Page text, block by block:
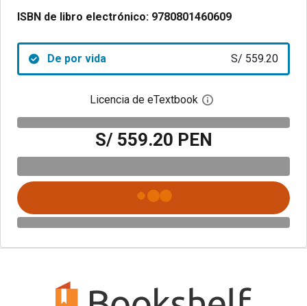
ISBN de libro electrónico: 9780801460609
De por vida S/ 559.20
Licencia de eTextbook Abre el cuadro de
S/ 559.20 PEN